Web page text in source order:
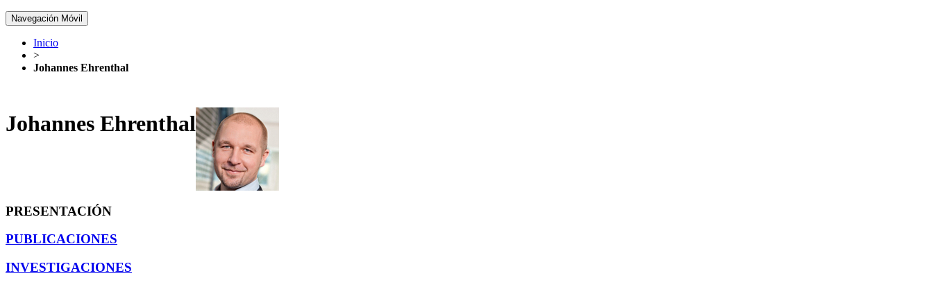
Navegación Móvil
Inicio
>
Johannes Ehrenthal
Johannes Ehrenthal
PRESENTACIÓN
PUBLICACIONES
INVESTIGACIONES